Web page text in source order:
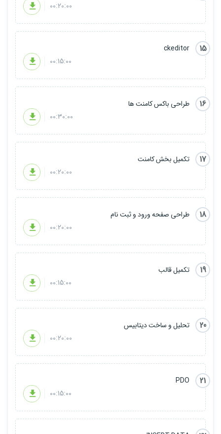
00:20:00
15
ckeditor
00:15:00
16
طراحی باکس کامنت ها
00:30:00
17
تکمیل بخش کامنت
00:20:00
18
طراحی صفحه ورود و ثبت نام
00:20:00
19
تکمیل قالب
00:15:00
20
تحلیل و ساخت دیتابیس
00:20:00
21
PDO
00:15:00